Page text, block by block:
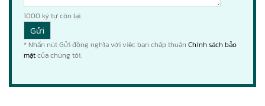
1000 ký tự còn lại.
* Nhấn nút Gửi đồng nghĩa với việc bạn chấp thuận Chính sách bảo
mậtcủa chúng tôi.